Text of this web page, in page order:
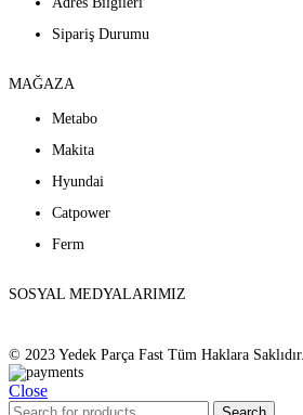
Sipariş Durumu
MAĞAZA
Metabo
Makita
Hyundai
Catpower
Ferm
SOSYAL MEDYALARIMIZ
© 2023 Yedek Parça Fast Tüm Haklara Saklıdır.
Close